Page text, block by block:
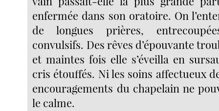
enfermée dans son oratoire. On
de longues prières,
convulsifs. Des rêves d’épouvante
et maintes fois elle s’éveilla en
cris étouffés. Ni les soins affectueux
encouragements du chapelain ne
le calme.